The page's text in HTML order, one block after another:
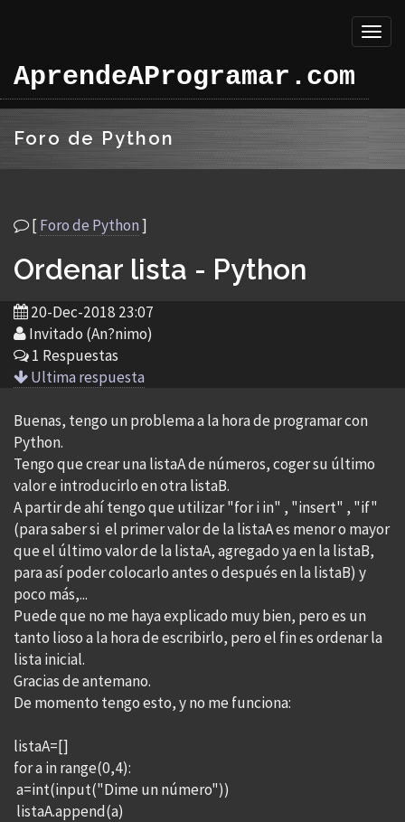
AprendeAProgramar.com
Foro de Python
[Foro de Python]
Ordenar lista - Python
20-Dec-2018 23:07
Invitado (An?nimo)
1 Respuestas
Ultima respuesta
Buenas, tengo un problema a la hora de programar con
Python.
Tengo que crear una listaA de números, coger su último
valor e introducirlo en otra listaB.
A partir de ahí tengo que utilizar "for i in" , "insert" , "if"
(para saber si el primer valor de la listaA es menor o mayor
que el último valor de la listaA, agregado ya en la listaB,
para así poder colocarlo antes o después en la listaB) y
poco más,...
Puede que no me haya explicado muy bien, pero es un
tanto lioso a la hora de escribirlo, pero el fin es ordenar la
lista inicial.
Gracias de antemano.
De momento tengo esto, y no me funciona:
listaA=[]
for a in range(0,4):
a=int(input("Dime un número"))
listaA.append(a)